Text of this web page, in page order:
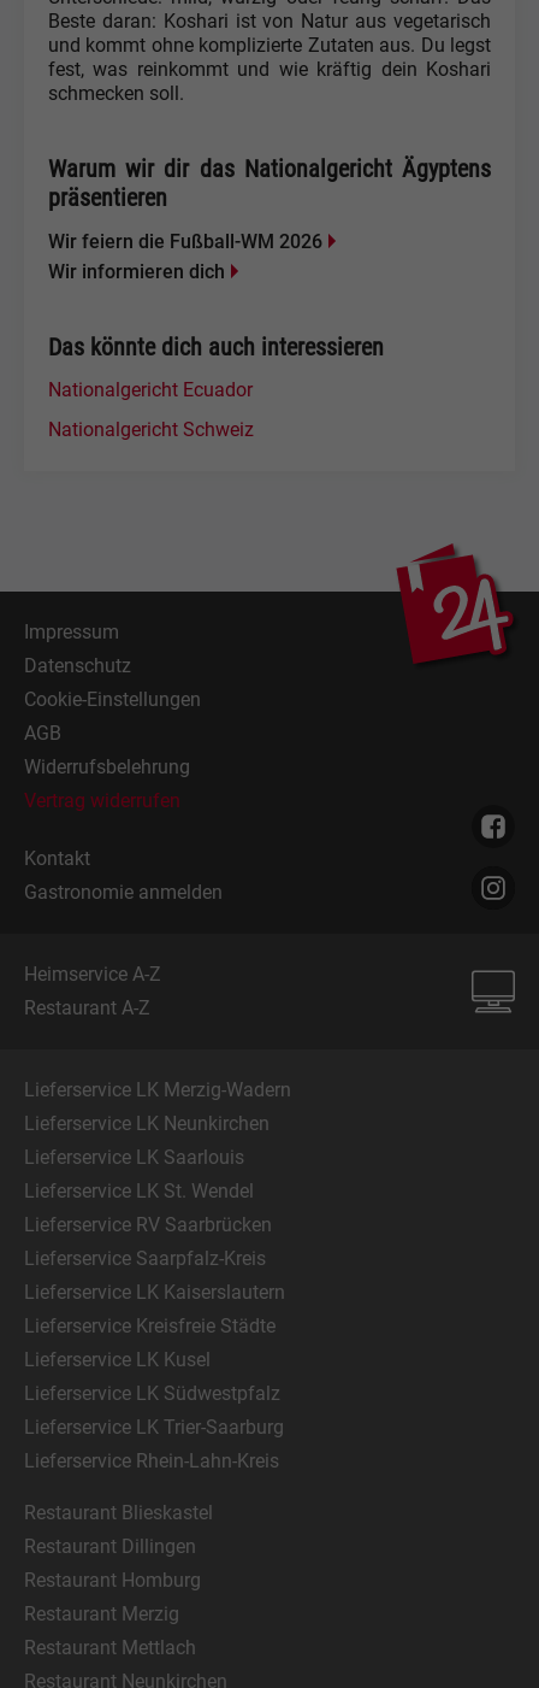
Beste daran: Koshari ist von Natur aus vegetarisch
und kommt ohne komplizierte Zutaten aus. Du legst
fest, was reinkommt und wie kräftig dein Koshari
schmecken soll.
Warum wir dir das Nationalgericht Ägyptens
präsentieren
Wir feiern die Fußball-WM 2026
Wir informieren dich
Das könnte dich auch interessieren
Nationalgericht Ecuador
Nationalgericht Schweiz
Impressum
Datenschutz
Cookie-Einstellungen
AGB
Widerrufsbelehrung
Vertrag widerrufen
Kontakt
Gastronomie anmelden
Heimservice A-Z
Restaurant A-Z
Lieferservice LK Merzig-Wadern
Lieferservice LK Neunkirchen
Lieferservice LK Saarlouis
Lieferservice LK St. Wendel
Lieferservice RV Saarbrücken
Lieferservice Saarpfalz-Kreis
Lieferservice LK Kaiserslautern
Lieferservice Kreisfreie Städte
Lieferservice LK Kusel
Lieferservice LK Südwestpfalz
Lieferservice LK Trier-Saarburg
Lieferservice Rhein-Lahn-Kreis
Restaurant Blieskastel
Restaurant Dillingen
Restaurant Homburg
Restaurant Merzig
Restaurant Mettlach
Restaurant Neunkirchen